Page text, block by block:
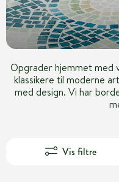
Opgrader hjemmet med
klassikere til moderne
med design. Vi har
Vis filtre